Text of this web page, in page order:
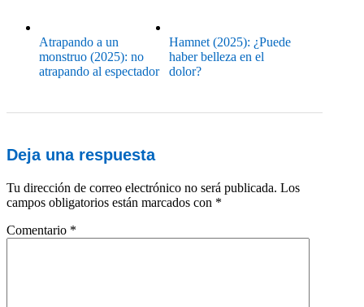
Atrapando a un
monstruo (2025): no
atrapando al espectador
Hamnet (2025): ¿Puede
haber belleza en el
dolor?
Deja una respuesta
Tu dirección de correo electrónico no será publicada. Los
campos obligatorios están marcados con *
Comentario *